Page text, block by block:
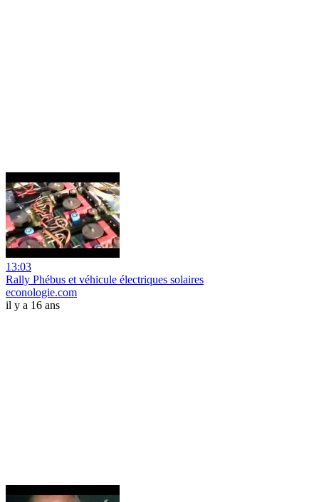
13:03
Rally Phébus et véhicule électriques solaires
econologie.com
il y a 16 ans